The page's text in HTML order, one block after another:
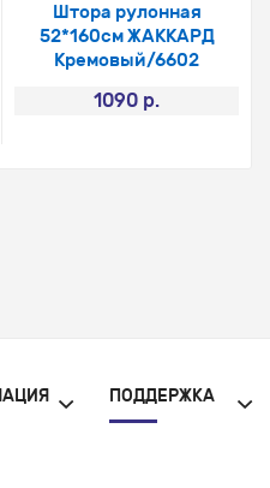
Штора рулонная
52*160см ЖАККАРД
Кремовый/6602
1090 р.
ПОДДЕРЖКА